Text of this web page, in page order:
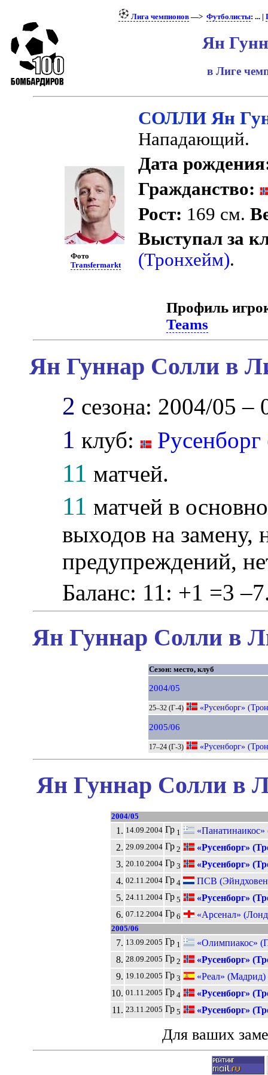
Лига чемпионов —>Футболисты: ... |
Ян
в Лиге
Фото
Transfermarkt
СОЛЛИ Ян
Нападающий.
Дата
Гражданство:
Рост: 169 см.
Выступал за
(Тронхейм).
Профиль
Teams
Ян Гуннар Солли в
2 сезона: 2004/05 –
1 клуб: Русенборг
11 матчей.
11 матчей в
выходов на замену,
предупреждений,
Баланс: 11: +1 =3
Ян Гуннар Солли в
Сезон: место, клуб
2004/05
25–32 (Г-4) «Русенборг»
2005/06
17–24 (Г-3) «Русенборг»
Ян Гуннар Солли в
2004/05
1. 14.09.2004 Гр1
2. 29.09.2004 Гр2
«Русенборг»
3. 20.10.2004 Гр3
«Русенборг»
4. 02.11.2004 Гр4
ПСВ
5. 24.11.2004 Гр5
«Русенборг»
6. 07.12.2004 Гр6 «Арсенал»
2005/06
7. 13.09.2005 Гр1
«Олимпиакос»
8. 28.09.2005 Гр2
«Русенборг»
9. 19.10.2005 Гр3
«Реал»
10. 01.11.2005 Гр4
«Русенборг»
11. 23.11.2005 Гр5 «Русенборг»
Для ваших